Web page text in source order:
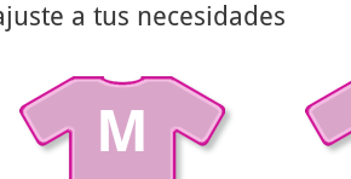
a tus necesidades
M